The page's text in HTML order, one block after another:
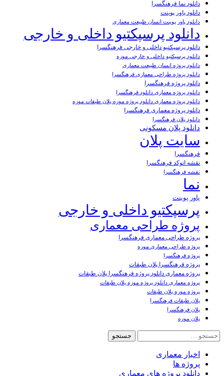
دانلود نما فرهنگسرا
دانلود پاور پوینت
دانلود پاور پوینت انسان طبیعت معماری
دانلود پرسپکتیو داخلی و خارجی
دانلود پرسپکتیو داخلی و خارجی فرهنگسرا
دانلود پرسپکتیو داخلی و خارجی موزه
دانلود پروژه انسان طبیعت معماری
دانلود پروژه طراحی معماری فرهنگسرا
دانلود پروژه فرهنگسرا
دانلود پروژه معماری دانلود فرهنگسرا
دانلود پروژه معماری دانلود پروژه موزه پلان طبقات موزه
دانلود پروژه معماری فرهنگسرا
دانلود پلان فرهنگسرا
دانلود پلان مسکونی
سایت پلان
فرهنگسرا
نقشه اتوکد فرهنگسرا
نقشه فرهنگسرا
نما
پاور پوینت
پرسپکتیو داخلی و خارجی
پروژه طراحی معماری
پروژه طراحی معماری فرهنگسرا
پروژه طراحی معماری موزه
پروژه فرهنگسرا
پروژه فرهنگسرا پلان طبقات
پروژه معماری دانلود پروژه فرهنگسرا پلان طبقات
پروژه معماری دانلود پروژه موزه پلان طبقات
پروژه موزه پلان طبقات
پلان طبقات فرهنگسرا
پلان فرهنگسرا
پلان موزه
جستجو
برای:
اخبار معماری
پروژه ها
دانلود پروژه های معماری